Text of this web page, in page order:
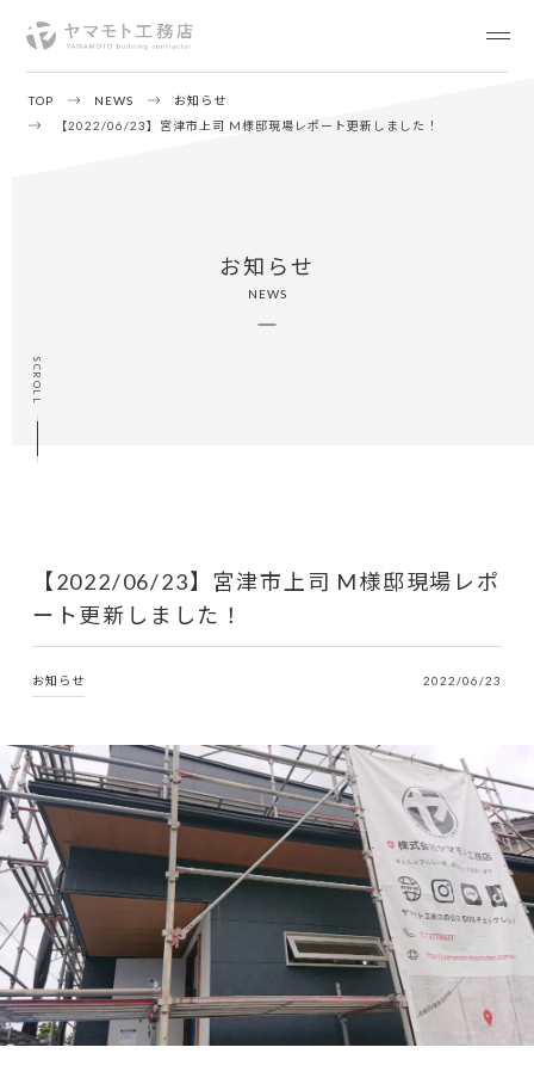
TOP NEWS
お知らせ
【2022/06/23】宮津市上司 M様邸現場レポート更新しました！
SCROLL
お知らせ
NEWS
【2022/06/23】宮津市上司 M様邸現場レポ
ート更新しました！
お知らせ 2022/06/23